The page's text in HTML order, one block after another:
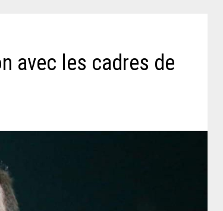
avec les cadres de